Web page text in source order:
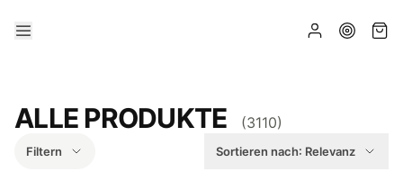
ALLE PRODUKTE (3110)
Filtern Sortieren nach: Relevanz